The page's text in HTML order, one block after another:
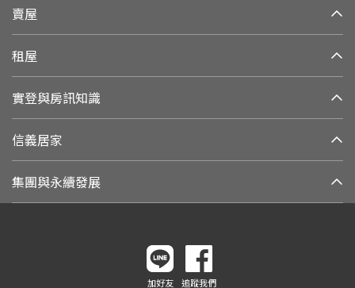
賣屋
租屋
實登與房訊知識
信義居家
集團與永續發展
加好友 追蹤我們